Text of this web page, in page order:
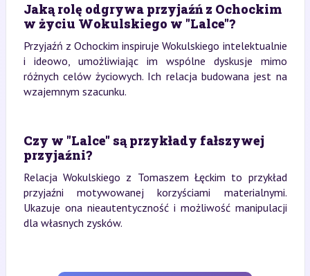
Jaką rolę odgrywa przyjaźń z Ochockim
w życiu Wokulskiego w "Lalce"?
Przyjaźń z Ochockim inspiruje Wokulskiego intelektualnie
i ideowo, umożliwiając im wspólne dyskusje mimo
różnych celów życiowych. Ich relacja budowana jest na
wzajemnym szacunku.
Czy w "Lalce" są przykłady fałszywej
przyjaźni?
Relacja Wokulskiego z Tomaszem Łęckim to przykład
przyjaźni motywowanej korzyściami materialnymi.
Ukazuje ona nieautentyczność i możliwość manipulacji
dla własnych zysków.